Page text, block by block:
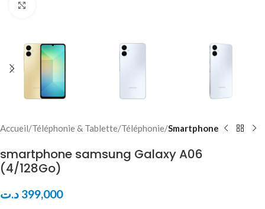
Accueil Téléphonie & Tablette Téléphonie Smartphone
smartphone samsung Galaxy A06
(4/128Go)
399,000 د.ت